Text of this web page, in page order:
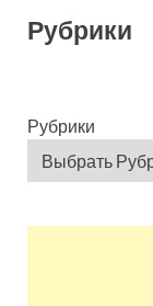
Рубрики
Рубрики